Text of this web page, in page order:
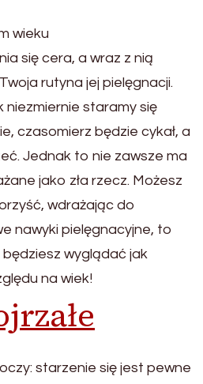
wieku
się cera, a wraz z nią
rutyna jej pielęgnacji.
niezmiernie staramy się
czasomierz będzie cykał, a
Jednak to nie zawsze ma
jako zła rzecz. Możesz
wdrażając do
nawyki pielęgnacyjne, to
wyglądać jak
na wiek!
starzenie się jest pewne